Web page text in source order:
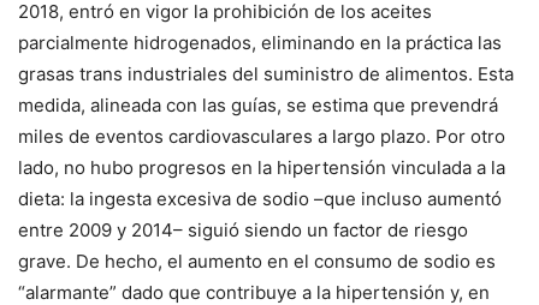
2018, entró en vigor la prohibición de los aceites
parcialmente hidrogenados, eliminando en la práctica las
grasas trans industriales del suministro de alimentos. Esta
medida, alineada con las guías, se estima que prevendrá
miles de eventos cardiovasculares a largo plazo. Por otro
lado, no hubo progresos en la hipertensión vinculada a la
dieta: la ingesta excesiva de sodio –que incluso aumentó
entre 2009 y 2014– siguió siendo un factor de riesgo
grave. De hecho, el aumento en el consumo de sodio es
“alarmante” dado que contribuye a la hipertensión y, en